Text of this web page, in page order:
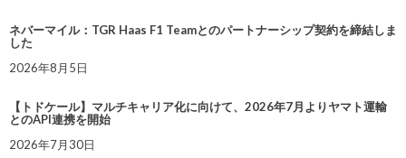
ネバーマイル：TGR Haas F1 Teamとのパートナーシップ契約を締結しま
した
2026年8月5日
【トドケール】マルチキャリア化に向けて、2026年7月よりヤマト運輸
とのAPI連携を開始
2026年7月30日